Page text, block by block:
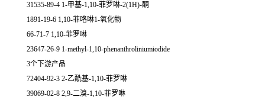
31535-89-4 1-甲基-1,10-菲罗啉-2(1H)-酮
1891-19-6 1,10-菲咯啉1-氧化物
66-71-7 1,10-菲罗啉
23647-26-9 1-methyl-1,10-phenanthroliniumiodide
3个下游产品
72404-92-3 2-乙酰基-1,10-菲罗啉
39069-02-8 2,9-二溴-1,10-菲罗啉